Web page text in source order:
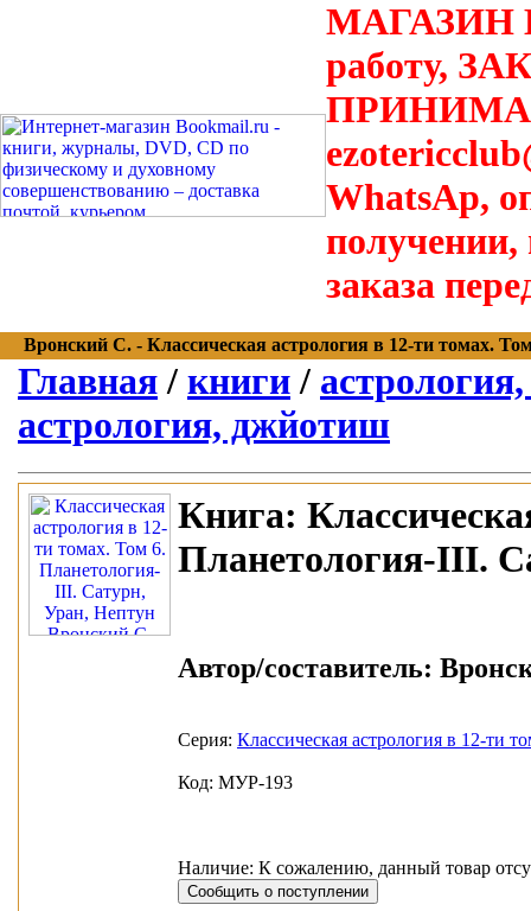
МАГАЗИН
работу,
WhatsAp,
получении,
заказа
Вронский С. - Классическая астрология в 12-ти томах.
Главная / книги /
астрология, джйотиш
Книга:
Планетология-III.
Автор/составитель:
Серия: Классическая астрология в 12-ти
Код: МУР-193
Наличие: К сожалению, данный товар